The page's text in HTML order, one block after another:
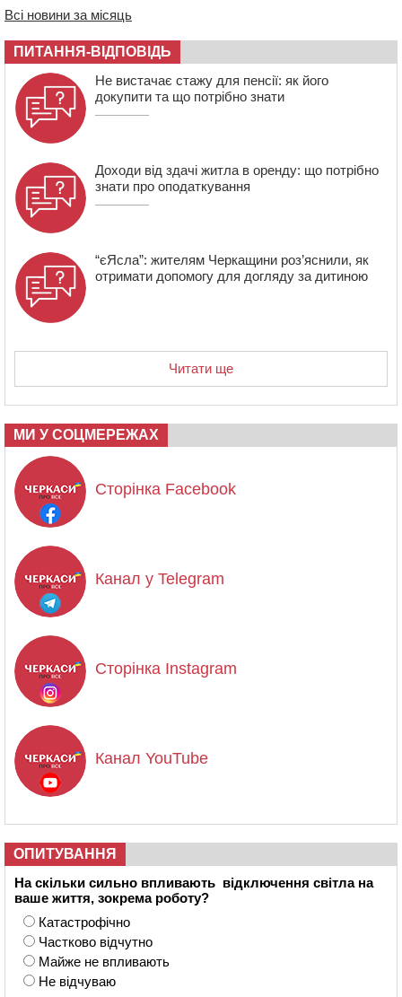
звернулася до суду
17:27 У Черкасах триває завершальний етап прийому заяв
на літній відпочинок дітей пільгових категорій
15:32
«Будеш пожежним!»: рятувальник з Умані про
професію, що почалася з його власного порятунку
Всі новини за місяць
ПИТАННЯ-ВІДПОВІДЬ
Не вистачає стажу для пенсії: як його
докупити та що потрібно знати
Доходи від здачі житла в оренду: що потрібно
знати про оподаткування
“єЯсла”: жителям Черкащини роз’яснили, як
отримати допомогу для догляду за дитиною
Читати ще
МИ У СОЦМЕРЕЖАХ
Сторінка Facebook
Канал у Telegram
Сторінка Instagram
Канал YouTube
ОПИТУВАННЯ
На скільки сильно впливають відключення світла на
ваше життя, зокрема роботу?
Катастрофічно
Частково відчутно
Майже не впливають
Не відчуваю